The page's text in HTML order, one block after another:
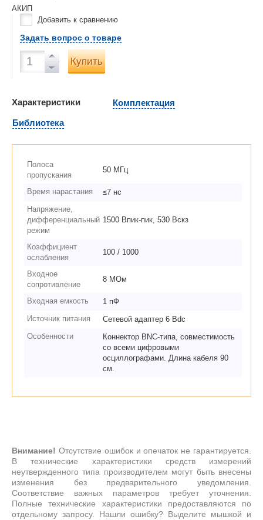
АКИП
Добавить к сравнению
Задать вопрос о товаре
Купить
Характеристики
Комплектация
Библиотека
Полоса
пропускания
50 МГц
Время нарастания
≤7 нс
Напряжение,
дифференциальный
режим
1500 Впик-пик, 530 Вскз
Коэффициент
ослабления
100 / 1000
Входное
сопротивление
8 МОм
Входная емкость
1 пФ
Источник питания
Сетевой адаптер 6 Вdc
Особенности
Коннектор BNC-типа, совместимость
со всеми цифровыми
осциллографами. Длина кабеля 90
см.
Внимание! Отсутствие ошибок и опечаток не гарантируется.
В технические характеристики средств измерений
неутвержденного типа производителем могут быть внесены
изменения без предварительного уведомления.
Соответствие важных параметров требует уточнения.
Полные технические характеристики предоставляются по
отдельному запросу. Нашли ошибку? Выделите мышкой и